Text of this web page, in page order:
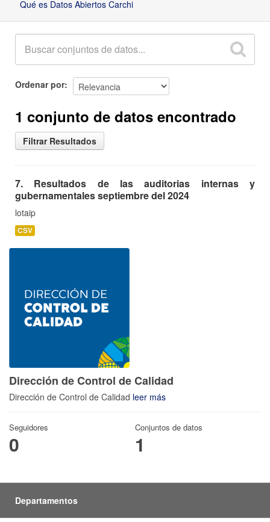
Qué es Datos Abiertos Carchi
Ordenar por
1 conjunto de datos encontrado
Filtrar Resultados
7. Resultados de las auditorias internas y
gubernamentales septiembre del 2024
lotaip
CSV
Dirección de Control de Calidad
Dirección de Control de Calidad leer más
Seguidores
0
Conjuntos de datos
1
Departamentos